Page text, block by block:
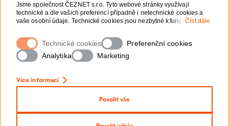
Jsme společnost ČEZNET s.r.o. Tyto webové stránky využívají
technické a dle vašich preferencí případně i netechnické cookies a
vaše osobní údaje. Technické cookies jsou nezbytné k fungování
webové stránky vašim preferencím, k personalizaci reklam a
analytice. Pro sběr a zpracování netechnických cookies a vašich
osobních údajů, nám můžete udělit souhlas. Bližší informace o vašich
právech, zpracování osobních údajů, včetně možnosti odvolání
Číst dále
Technické cookies
Preferenční cookies
Analytika
Marketing
Více informací
Povolit vše
POSLAT VZKAZ
Zanechte nám vzkaz online, my se vám
ozveme zpět